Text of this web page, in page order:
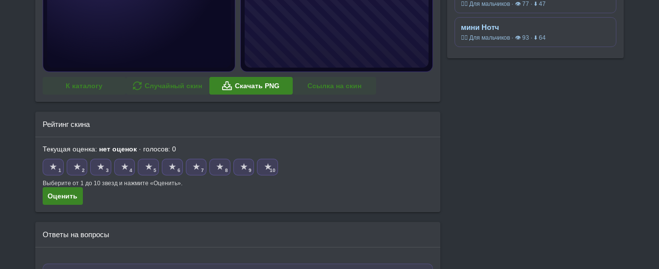
К каталогу Случайный скин Скачать PNG Ссылка на скин
Рейтинг скина
Текущая оценка: нет оценок · голосов: 0
★ 1 ★ 2 ★ 3 ★ 4 ★ 5 ★ 6 ★ 7 ★ 8 ★ 9 ★10
Выберите от 1 до 10 звезд и нажмите «Оценить».
Оценить
Ответы на вопросы
🧍‍♂️ Для мальчиков · 👁 77 · ⬇ 47
мини Нотч
🧍‍♂️ Для мальчиков · 👁 93 · ⬇ 64